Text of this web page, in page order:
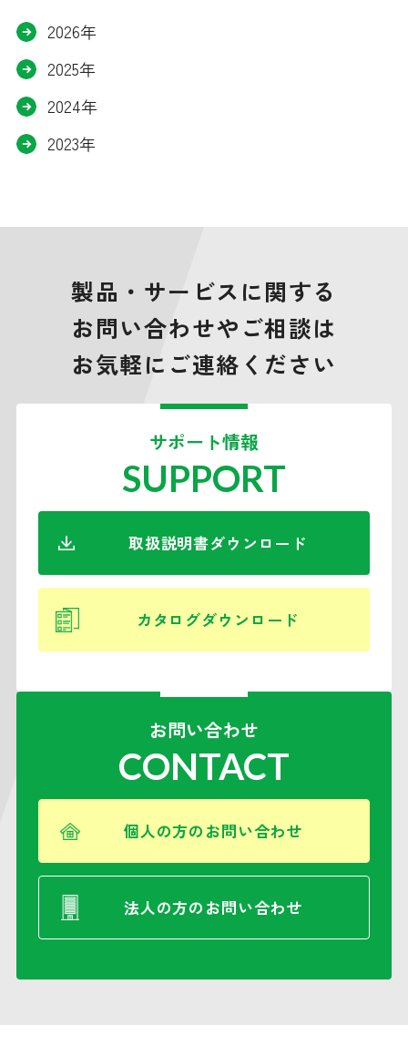
2026年
2025年
2024年
2023年
製品・サービスに関する
お問い合わせやご相談は
お気軽にご連絡ください
サポート情報
SUPPORT
取扱説明書ダウンロード
カタログダウンロード
お問い合わせ
CONTACT
個人の方のお問い合わせ
法人の方のお問い合わせ